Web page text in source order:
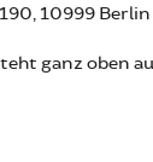
10999 Berlin
ganz oben